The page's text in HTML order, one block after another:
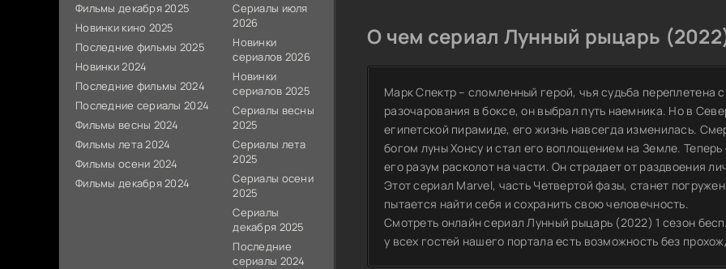
Фильмы декабря 2025
Новинки кино 2025
Последние фильмы 2025
Новинки 2024
Последние фильмы 2024
Последние сериалы 2024
Фильмы весны 2024
Фильмы лета 2024
Фильмы осени 2024
Фильмы декабря 2024
Сериалы июля
2026
Новинки
сериалов 2026
Новинки
сериалов 2025
Сериалы весны
2025
Сериалы лета
2025
Сериалы осени
2025
Сериалы
декабря 2025
Последние
сериалы 2024
О чем сериал Лунный рыцарь
Марк Спектр – сломленный герой, чья судьба переплетена
разочарования в боксе, он выбрал путь наемника. Но в
египетской пирамиде, его жизнь навсегда изменилась.
богом луны Хонсу и стал его воплощением на Земле.
его разум расколот на части. Он страдает от раздвоения
Этот сериал Marvel, часть Четвертой фазы, станет
пытается найти себя и сохранить свою человечность.
Смотреть онлайн сериал Лунный рыцарь (2022) 1 сезон
у всех гостей нашего портала есть возможность без